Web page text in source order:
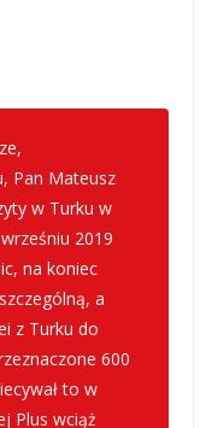
Pan Mateusz
w Turku w
2019
na koniec
a
z Turku do
600
to w
Plus wciąż